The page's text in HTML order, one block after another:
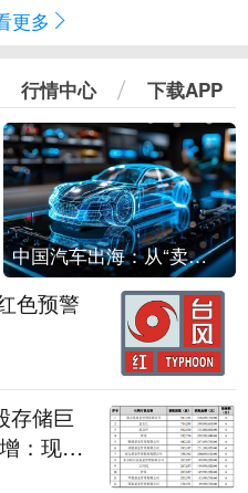
更多
行情中心 下载APP
中国汽车出海：从“卖出去”到“走进去”
色预警
存储巨
：现价